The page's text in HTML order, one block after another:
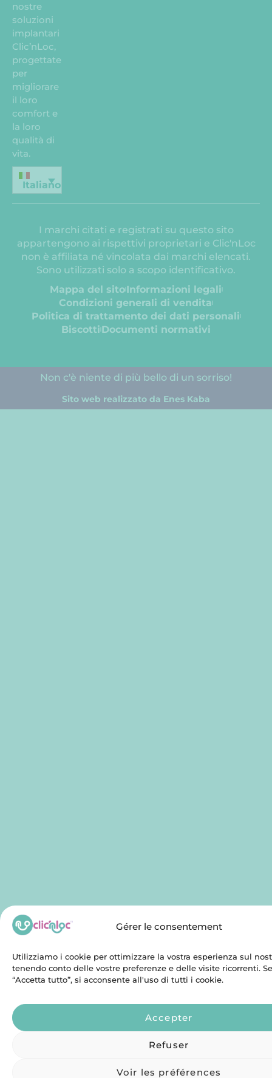
Gérer le consentement
Utilizziamo i cookie per ottimizzare la vostra esperienza sul
tenendo conto delle vostre preferenze e delle visite ricorrenti.
“Accetta tutto”, si acconsente all'uso di tutti i cookie.
Accepter
Refuser
Voir les préférences
nostre
soluzioni
implantari
Clic’nLoc,
progettate
per
migliorare
il loro
comfort e
la loro
qualità di
vita.
Italiano
I marchi citati e registrati su questo sito
appartengono ai rispettivi proprietari e Clic'nLoc
non è affiliata né vincolata dai marchi elencati.
Sono utilizzati solo a scopo identificativo.
Mappa del sitoInformazioni legali
Condizioni generali di vendita
Politica di trattamento dei dati personali
Biscotti Documenti normativi
Non c'è niente di più bello di un sorriso!
Sito web realizzato da Enes Kaba